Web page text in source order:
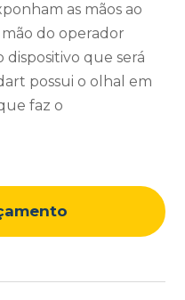
as mãos ao
do operador
que será
possui o olhal em
faz o